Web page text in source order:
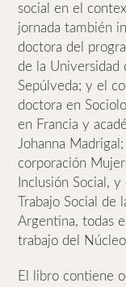
social en el
jornada también
doctora del
de la Universidad
Sepúlveda; y el
doctora en
en Francia y
Johanna
corporación
Inclusión Social,
Trabajo Social
Argentina, todas
trabajo del
El libro contiene